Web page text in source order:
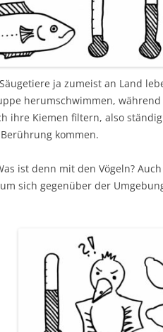
ja zumeist an Land
herumschwimmen,
ihre Kiemen filtern, also
kommen.
ist denn mit den Vögeln?
sich gegenüber der